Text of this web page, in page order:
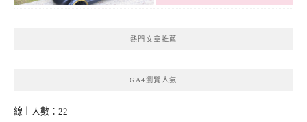
熱門文章推薦
GA4瀏覽人氣
線上人數：22